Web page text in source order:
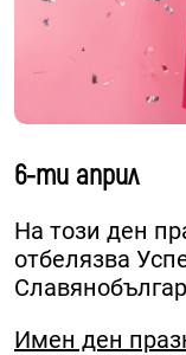
6-ти април
На този ден
отбелязва
Имен ден